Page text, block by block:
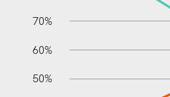
10%
70%
60%
50%